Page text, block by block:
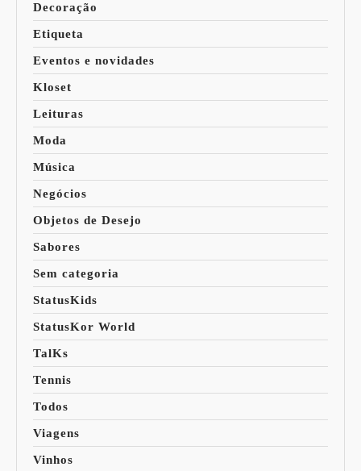
Decoração
Etiqueta
Eventos e novidades
Kloset
Leituras
Moda
Música
Negócios
Objetos de Desejo
Sabores
Sem categoria
StatusKids
StatusKor World
TalKs
Tennis
Todos
Viagens
Vinhos